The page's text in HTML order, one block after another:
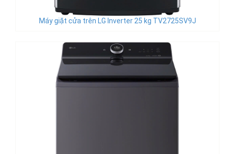
Máy giặt cửa trên LG Inverter 25 kg TV2725SV9J